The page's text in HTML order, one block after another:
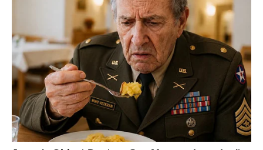
Priprema krompira
Ribanje krompira
Ogulite krompire i narendajte ih na krupno rende.
Stavite narendani krompir u cediljku i isperite ga
hladnom vodom kako biste uklonili višak skroba.
Ostavite ga da se ocedi i odmori 20 minuta